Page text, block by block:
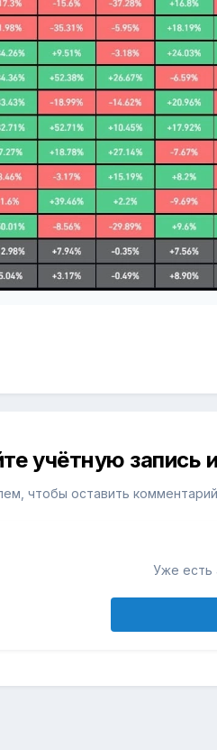
учётную запись
чтобы оставить комментарий
Уже есть